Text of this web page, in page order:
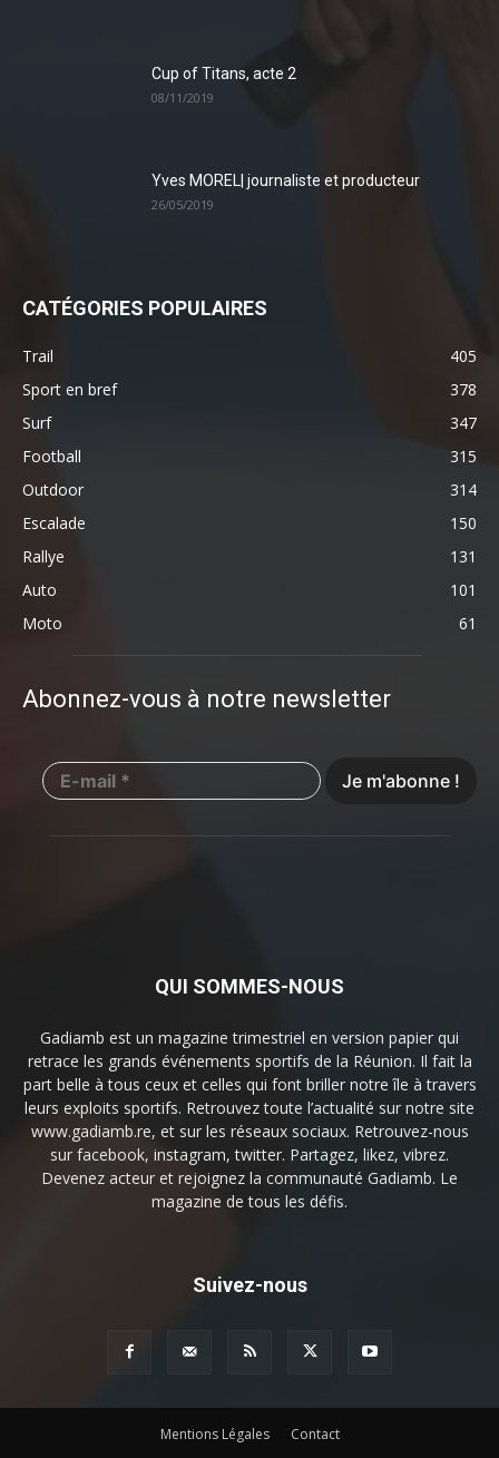
Cup of Titans, acte 2
08/11/2019
Yves MOREL| journaliste et producteur
26/05/2019
CATÉGORIES POPULAIRES
Trail
405
Sport en bref
378
Surf
347
Football
315
Outdoor
314
Escalade
150
Rallye
131
Auto
101
Moto
61
Abonnez-vous à notre newsletter
QUI SOMMES-NOUS
Gadiamb est un magazine trimestriel en version papier qui
retrace les grands événements sportifs de la Réunion. Il fait la
part belle à tous ceux et celles qui font briller notre île à travers
leurs exploits sportifs. Retrouvez toute l’actualité sur notre site
www.gadiamb.re, et sur les réseaux sociaux. Retrouvez-nous
sur facebook, instagram, twitter. Partagez, likez, vibrez.
Devenez acteur et rejoignez la communauté Gadiamb. Le
magazine de tous les défis.
Suivez-nous
Mentions Légales Contact